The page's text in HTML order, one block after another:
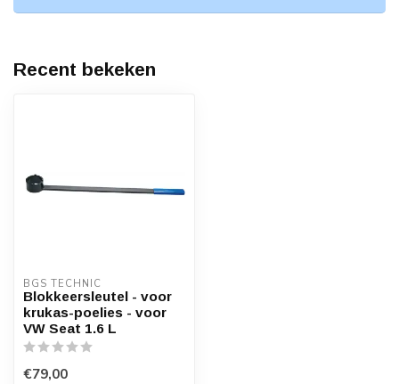
Recent bekeken
BGS TECHNIC
Blokkeersleutel - voor
krukas-poelies - voor
VW Seat 1.6 L
€79,00